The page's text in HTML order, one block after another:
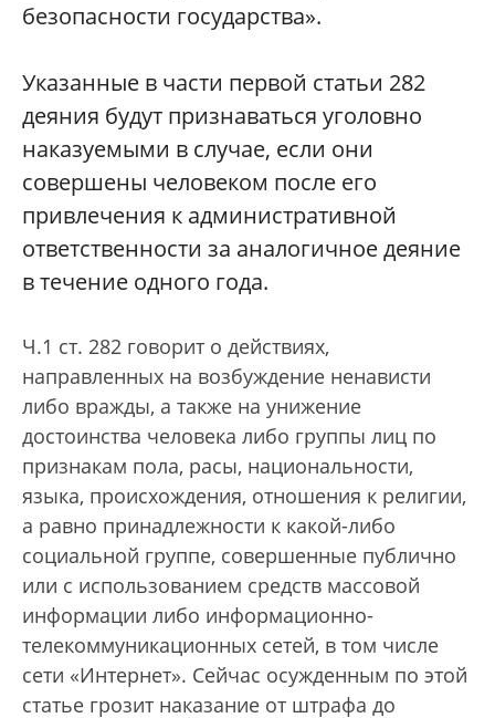
безопасности государства».
Указанные в части первой статьи 282
деяния будут признаваться уголовно
наказуемыми в случае, если они
совершены человеком после его
привлечения к административной
ответственности за аналогичное деяние
в течение одного года.
Ч.1 ст. 282 говорит о действиях,
направленных на возбуждение ненависти
либо вражды, а также на унижение
достоинства человека либо группы лиц по
признакам пола, расы, национальности,
языка, происхождения, отношения к религии,
а равно принадлежности к какой-либо
социальной группе, совершенные публично
или с использованием средств массовой
информации либо информационно-
телекоммуникационных сетей, в том числе
сети «Интернет». Сейчас осужденным по этой
статье грозит наказание от штрафа до